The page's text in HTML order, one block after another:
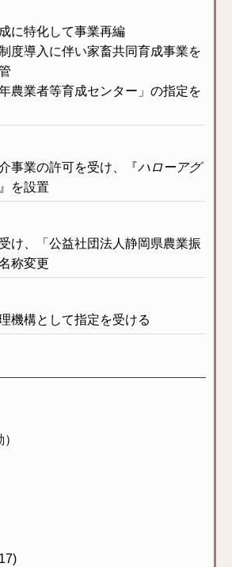
に特化して事業再編
度導入に伴い家畜共同育成事業を
農業者等育成センター」の指定を
事業の許可を受け、『ハローアグ
を設置
け、「公益社団法人静岡県農業振
称変更
機構として指定を受ける